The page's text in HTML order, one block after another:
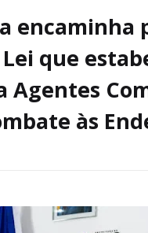
encaminha
que
Agentes
às